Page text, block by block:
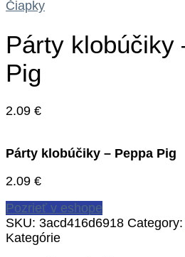
Čiapky
Párty klobúčiky
Pig
2.09 €
Párty klobúčiky – Peppa Pig
2.09 €
Pozrieť v eshope
SKU: 3acd416d6918 Category:
Kategórie